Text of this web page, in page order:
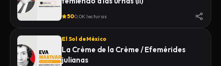
500.0K lecturas
El Sol de México
La Crème de la Crème / Efemérides
julianas